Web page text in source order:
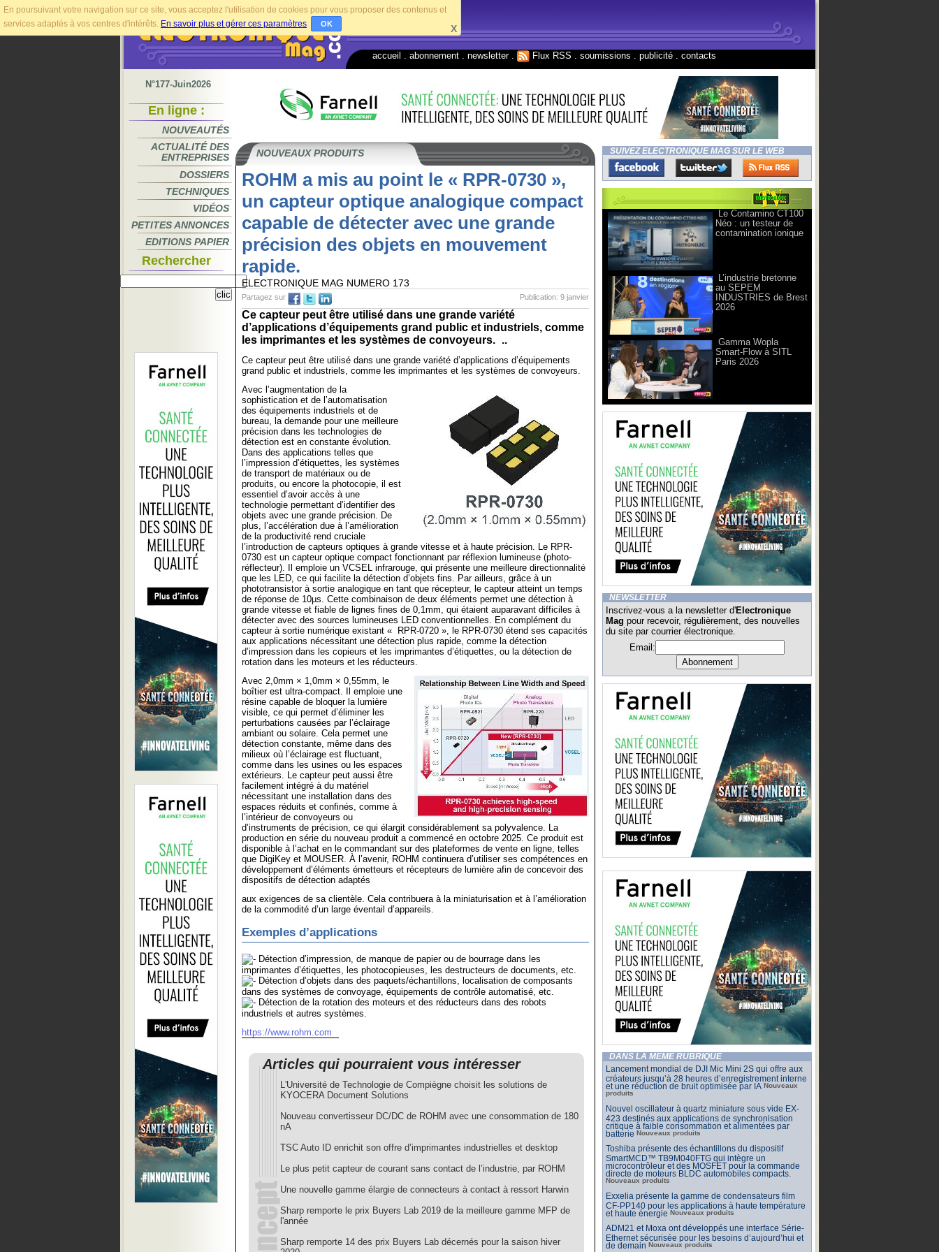
En poursuivant votre navigation sur ce site, vous acceptez l'utilisation de cookies pour vous proposer des contenus et
services adaptés à vos centres d'intérêts. En savoir plus et gérer ces paramètres. OK X
accueil abonnement newsletter. Flux RSS soumissions publicité contacts
N°177-Juin2026
En ligne :
NOUVEAUTÉS
ACTUALITÉ DES
ENTREPRISES
DOSSIERS
TECHNIQUES
VIDÉOS
PETITES ANNONCES
EDITIONS PAPIER
Rechercher
NOUVEAUX PRODUITS
ROHM a mis au point le « RPR-0730 »,
un capteur optique analogique compact
capable de détecter avec une grande
précision des objets en mouvement
rapide.
ELECTRONIQUE MAG NUMERO 173
Publication: 9 janvier
Partagez sur
Ce capteur peut être utilisé dans une grande variété
d’applications d’équipements grand public et industriels, comme
les imprimantes et les systèmes de convoyeurs. ..
Ce capteur peut être utilisé dans une grande variété d’applications d’équipements
grand public et industriels, comme les imprimantes et les systèmes de convoyeurs.
Avec l’augmentation de la
sophistication et de l’automatisation
des équipements industriels et de
bureau, la demande pour une meilleure
précision dans les technologies de
détection est en constante évolution.
Dans des applications telles que
l’impression d’étiquettes, les systèmes
de transport de matériaux ou de
produits, ou encore la photocopie, il est
essentiel d’avoir accès à une
technologie permettant d’identifier des
objets avec une grande précision. De
plus, l’accélération due à l’amélioration
de la productivité rend cruciale
l’introduction de capteurs optiques à grande vitesse et à haute précision. Le RPR-
0730 est un capteur optique compact fonctionnant par réflexion lumineuse (photo-
réflecteur). Il emploie un VCSEL infrarouge, qui présente une meilleure directionnalité
que les LED, ce qui facilite la détection d’objets fins. Par ailleurs, grâce à un
phototransistor à sortie analogique en tant que récepteur, le capteur atteint un temps
de réponse de 10µs. Cette combinaison de deux éléments permet une détection à
grande vitesse et fiable de lignes fines de 0,1mm, qui étaient auparavant difficiles à
détecter avec des sources lumineuses LED conventionnelles. En complément du
capteur à sortie numérique existant « RPR-0720 », le RPR-0730 étend ses capacités
aux applications nécessitant une détection plus rapide, comme la détection
d’impression dans les copieurs et les imprimantes d’étiquettes, ou la détection de
rotation dans les moteurs et les réducteurs.
Avec 2,0mm × 1,0mm × 0,55mm, le
boîtier est ultra-compact. Il emploie une
résine capable de bloquer la lumière
visible, ce qui permet d’éliminer les
perturbations causées par l’éclairage
ambiant ou solaire. Cela permet une
détection constante, même dans des
milieux où l’éclairage est fluctuant,
comme dans les usines ou les espaces
extérieurs. Le capteur peut aussi être
facilement intégré à du matériel
nécessitant une installation dans des
espaces réduits et confinés, comme à
l’intérieur de convoyeurs ou
d’instruments de précision, ce qui élargit considérablement sa polyvalence. La
production en série du nouveau produit a commencé en octobre 2025. Ce produit est
disponible à l’achat en le commandant sur des plateformes de vente en ligne, telles
que DigiKey et MOUSER. À l’avenir, ROHM continuera d’utiliser ses compétences en
développement d’éléments émetteurs et récepteurs de lumière afin de concevoir des
dispositifs de détection adaptés
aux exigences de sa clientèle. Cela contribuera à la miniaturisation et à l’amélioration
de la commodité d’un large éventail d’appareils.
Exemples d’applications
Détection d’impression, de manque de papier ou de bourrage dans les
imprimantes d’étiquettes, les photocopieuses, les destructeurs de documents, etc.
Détection d’objets dans des paquets/échantillons, localisation de composants
dans des systèmes de convoyage, équipements de contrôle automatisé, etc.
Détection de la rotation des moteurs et des réducteurs dans des robots
industriels et autres systèmes.
https://www.rohm.com
Articles qui pourraient vous intéresser
L'Université de Technologie de Compiègne choisit les solutions de
KYOCERA Document Solutions
Nouveau convertisseur DC/DC de ROHM avec une consommation de 180
nA
TSC Auto ID enrichit son offre d’imprimantes industrielles et desktop
Le plus petit capteur de courant sans contact de l’industrie, par ROHM
Une nouvelle gamme élargie de connecteurs à contact à ressort Harwin
Sharp remporte le prix Buyers Lab 2019 de la meilleure gamme MFP de
l'année
Sharp remporte 14 des prix Buyers Lab décernés pour la saison hiver
SUIVEZ ELECTRONIQUE MAG SUR LE WEB
Le Contamino CT100
Néo : un testeur de
contamination ionique
L’industrie bretonne
au SEPEM
INDUSTRIES de Brest
2026
Gamma Wopla
Smart-Flow à SITL
Paris 2026
NEWSLETTER
Inscrivez-vous a la newsletter d'Electronique
Mag pour recevoir, régulièrement, des nouvelles
du site par courrier électronique.
Email:
DANS LA MÊME RUBRIQUE
Lancement mondial de DJI Mic Mini 2S qui offre aux
créateurs jusqu’à 28 heures d’enregistrement interne
et une réduction de bruit optimisée par IA Nouveaux
produits
Nouvel oscillateur à quartz miniature sous vide EX-
423 destinés aux applications de synchronisation
critique à faible consommation et alimentées par
batterie Nouveaux produits
Toshiba présente des échantillons du dispositif
SmartMCD™ TB9M040FTG qui intègre un
microcontrôleur et des MOSFET pour la commande
directe de moteurs BLDC automobiles compacts.
Nouveaux produits
Exxelia présente la gamme de condensateurs film
CF-PP140 pour les applications à haute température
et haute énergie Nouveaux produits
ADM21 et Moxa ont développés une interface Série-
Ethernet sécurisée pour les besoins d’aujourd’hui et
de demain Nouveaux produits